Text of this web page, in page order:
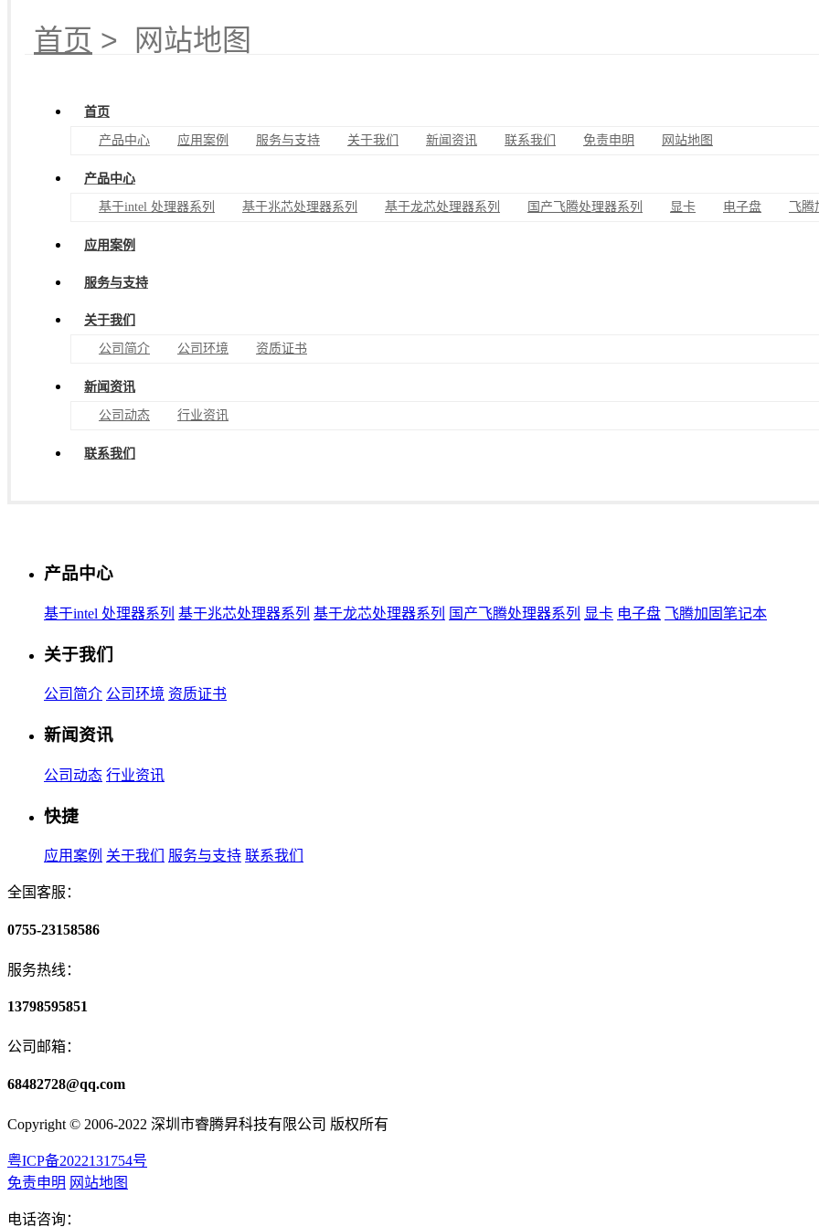
首页 > 网站地图
首页
产品中心 应用案例 服务与支持 关于我们 新闻资讯 联系我们 免责申明 网站地图
产品中心
基于intel 处理器系列 基于兆芯处理器系列 基于龙芯处理器系列 国产飞腾处理器系列 显卡 电子盘 飞
应用案例
服务与支持
关于我们
公司简介 公司环境 资质证书
新闻资讯
公司动态 行业资讯
联系我们
产品中心
基于intel 处理器系列 基于兆芯处理器系列 基于龙芯处理器系列 国产飞腾处理器系列 显卡 电子盘 飞腾加固笔记本
关于我们
公司简介 公司环境 资质证书
新闻资讯
公司动态 行业资讯
快捷
应用案例 关于我们 服务与支持 联系我们
全国客服：
0755-23158586
服务热线：
13798595851
公司邮箱：
68482728@qq.com
Copyright © 2006-2022 深圳市睿腾昇科技有限公司 版权所有
粤ICP备2022131754号
免责申明 网站地图
电话咨询：